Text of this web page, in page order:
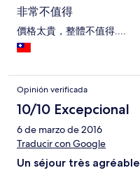
非常不值得
價格太貴，整體不值得....
Opinión verificada
10/10 Excepcional
6 de marzo de 2016
Traducir con Google
Un séjour très agréable